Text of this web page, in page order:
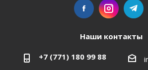
Наши контакты
+7 (771) 180 99 88